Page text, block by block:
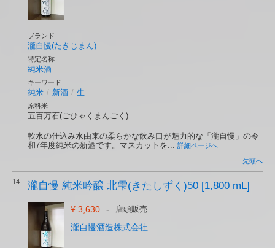
ブランド
瀧自慢(たきじまん)
特定名称
純米酒
キーワード
純米 / 新酒 / 生
原料米
五百万石(ごひゃくまんごく)
軟水の仕込み水由来の柔らかな飲み口が魅力的な「瀧自慢」の令
和7年度純米の新酒です。マスカットを... 詳細ページへ
先頭へ
14. 瀧自慢 純米吟醸 北雫(きたしずく)50 [1,800 mL]
¥ 3,630 - 店頭販売
瀧自慢酒造株式会社